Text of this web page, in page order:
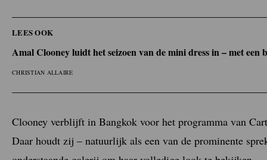
LEES OOK
Amal Clooney luidt het seizoen van de mini dress in – met
CHRISTIAN ALLAIRE
Clooney verblijft in Bangkok voor het programma van
Daar houdt zij – natuurlijk als een van de prominente